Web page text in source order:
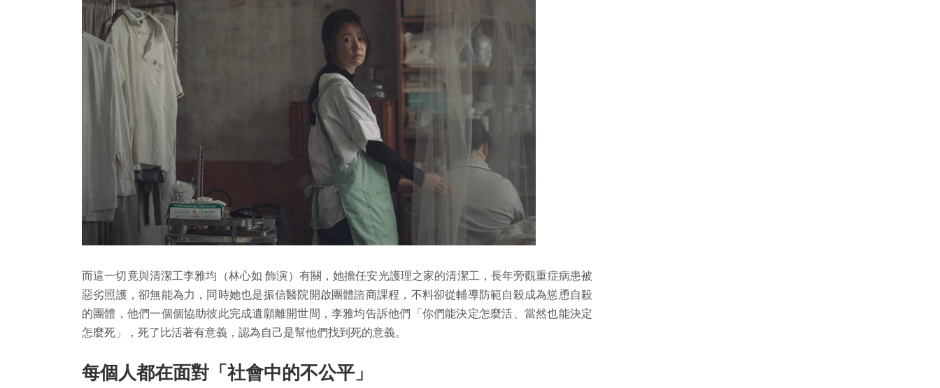
而這一切竟與清潔工李雅均（林心如 飾演）有關，她擔任安光護理之家的清潔工，長年旁觀重症病患被
惡劣照護，卻無能為力，同時她也是振信醫院開啟團體諮商課程，不料卻從輔導防範自殺成為慫恿自殺
的團體，他們一個個協助彼此完成遺願離開世間，李雅均告訴他們「你們能決定怎麼活、當然也能決定
怎麼死」，死了比活著有意義，認為自己是幫他們找到死的意義。
每個人都在面對「社會中的不公平」